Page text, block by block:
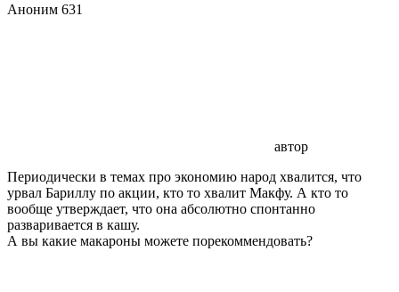
Аноним 631
автор
Периодически в темах про экономию народ хвалится, что
урвал Бариллу по акции, кто то хвалит Макфу. А кто то
вообще утверждает, что она абсолютно спонтанно
разваривается в кашу.
А вы какие макароны можете порекоммендовать?